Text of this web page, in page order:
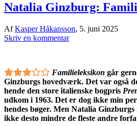
Natalia Ginzburg:
AfKasper Håkansson, 5. juni 2025
Skriv en kommentar
Familieleksikon går
Ginzburgs hovedværk. Det var også
hende den store italienske bogpris
udkom i 1963. Det er dog ikke min
hendes bøger. Men Natalia
ikke desto mindre de fleste andre